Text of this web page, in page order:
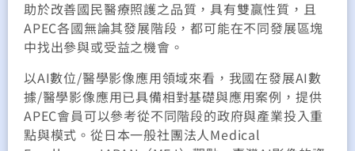
助於改善國民醫療照護之品質，具有雙贏性質，且
APEC各國無論其發展階段，都可能在不同發展區塊
中找出參與或受益之機會。
以AI數位/醫學影像應用領域來看，我國在發展AI數
據/醫學影像應用已具備相對基礎與應用案例，提供
APEC會員可以參考從不同階段的政府與產業投入重
點與模式。從日本一般社團法人Medical